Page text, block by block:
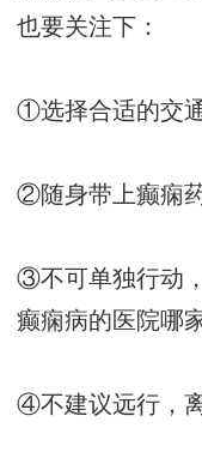
也要关注下：
①选择合适的交
②随身带上癫痫
③不可单独行动
癫痫病的医院哪
④不建议远行，